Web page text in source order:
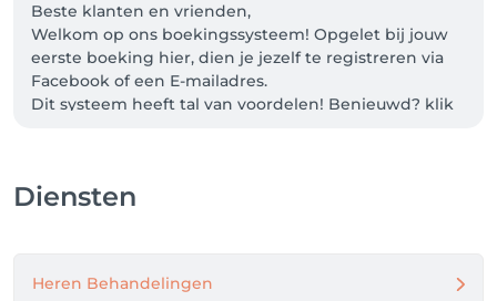
Beste klanten en vrienden,
Welkom op ons boekingssysteem! Opgelet bij jouw
eerste boeking hier, dien je jezelf te registreren via
Facebook of een E-mailadres.
Dit systeem heeft tal van voordelen! Benieuwd? klik
- Iedereen heeft zijn of haar eigen profiel (bovenaan
Diensten
Heren Behandelingen